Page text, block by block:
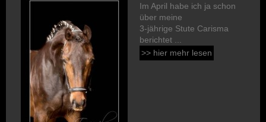
Im April habe ich ja schon
über meine
3-jährige Stute Carisma
berichtet ...
>> hier mehr lesen